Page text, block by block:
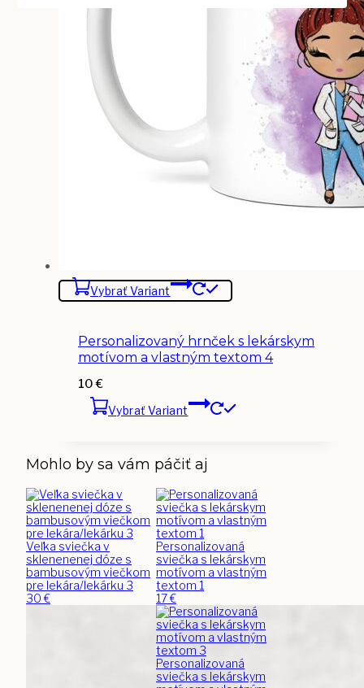
Vybrať Variant
Personalizovaný hrnček s lekárskym
motívom a vlastným textom 4
10€
Vybrať Variant
Mohlo by sa vám páčiť aj
Veľka sviečka v
sklenenenej dóze s
bambusovým viečkom
pre lekára/lekárku 3
30€
Personalizovaná
sviečka s lekárskym
motívom a vlastným
textom 1
17€
Personalizovaná
sviečka s lekárskym